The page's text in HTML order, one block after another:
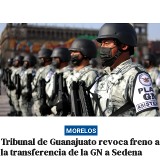
MORELOS
Tribunal de Guanajuato revoca freno a
la transferencia de la GN a Sedena